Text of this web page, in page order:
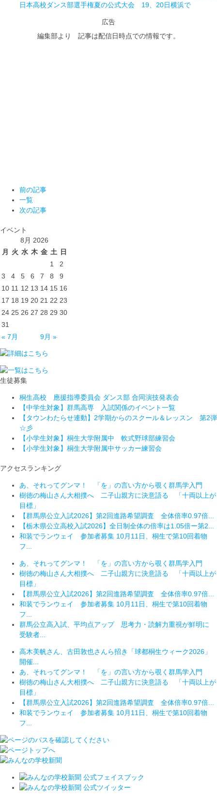
日本高校ダンス部選手権夏の公式大会 19、20日横浜で
広告
編集部より 記事は配信日時点での情報です。
前の記事
一覧
次の記事
イベント
8月 2026
月 火 水 木 金 土 日
1
2
3
4 5 6 7 8
9
10 11 12 13 14 15 16
17 18 19 20 21 22 23
24 25 26 27 28 29 30
31
« 7月
9月 »
生徒募集
桐生高校 應援指導委員会 ダンス部 合同演技発表会
【中学生対象】群馬高専 入試関係のイベント一覧
【タウンわたらせ連動】2学期からのスクール＆レッスン 第2弾
☆彡
【小学生対象】桐生大学附属中 軟式野球部練習会
【小学生対象】桐生大学附属中サッカー練習会
アクセスランキング
あ、それってグンマ！ 「を」の言い方から覗く群馬学入門
樹徳の梅山さん大相撲へ 二子山親方に決意語る 「十両以上が
目標」
【群馬県公立入試2026】第2回進路希望調査 全体倍率0.97倍...
【栃木県公立高校入試2026】全日制全体の倍率は1.05倍ー第2...
和装でランウェイ 参加者募集 10月11日、桐生で第10回着物
フ...
あ、それってグンマ！ 「を」の言い方から覗く群馬学入門
樹徳の梅山さん大相撲へ 二子山親方に決意語る 「十両以上が
目標」
【群馬県公立入試2026】第2回進路希望調査 全体倍率0.97倍...
和装でランウェイ 参加者募集 10月11日、桐生で第10回着物
フ...
群馬公立高入試、平均点アップ 思考力・読解力重視が鮮明に
受験者...
高木美帆さん、古田敦也さんら招き「球都桐生ウィーク2026」
開催...
あ、それってグンマ！ 「を」の言い方から覗く群馬学入門
樹徳の梅山さん大相撲へ 二子山親方に決意語る 「十両以上が
目標」
【群馬県公立入試2026】第2回進路希望調査 全体倍率0.97倍...
和装でランウェイ 参加者募集 10月11日、桐生で第10回着物
フ...